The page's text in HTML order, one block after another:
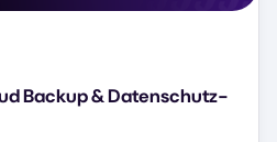
Backup & Datenschutz-